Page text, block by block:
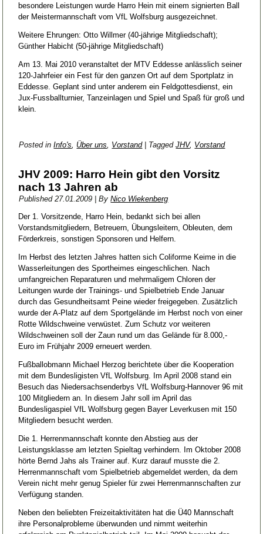
besondere Leistungen wurde Harro Hein mit einem signierten Ball
der Meistermannschaft vom VfL Wolfsburg ausgezeichnet.
Weitere Ehrungen: Otto Willmer (40-jährige Mitgliedschaft);
Günther Habicht (50-jährige Mitgliedschaft)
Am 13. Mai 2010 veranstaltet der MTV Eddesse anlässlich seiner
120-Jahrfeier ein Fest für den ganzen Ort auf dem Sportplatz in
Eddesse. Geplant sind unter anderem ein Feldgottesdienst, ein
Jux-Fussballturnier, Tanzeinlagen und Spiel und Spaß für groß und
klein.
Posted in Info's Über uns Vorstand| Tagged JHV, Vorstand
JHV 2009: Harro Hein gibt den Vorsitz
nach 13 Jahren ab
Published 27.01.2009 |By Nico Wiekenberg
Der 1. Vorsitzende, Harro Hein, bedankt sich bei allen
Vorstandsmitgliedern, Betreuern, Übungsleitern, Obleuten, dem
Förderkreis, sonstigen Sponsoren und Helfern.
Im Herbst des letzten Jahres hatten sich Coliforme Keime in die
Wasserleitungen des Sportheimes eingeschlichen. Nach
umfangreichen Reparaturen und mehrmaligem Chloren der
Leitungen wurde der Trainings- und Spielbetrieb Ende Januar
durch das Gesundheitsamt Peine wieder freigegeben. Zusätzlich
wurde der A-Platz auf dem Sportgelände im Herbst noch von einer
Rotte Wildschweine verwüstet. Zum Schutz vor weiteren
Wildschweinen soll der Zaun rund um das Gelände für 8.000,-
Euro im Frühjahr 2009 erneuert werden.
Fußballobmann Michael Herzog berichtete über die Kooperation
mit dem Bundesligisten VfL Wolfsburg. Im April 2008 stand ein
Besuch das Niedersachsenderbys VfL Wolfsburg-Hannover 96 mit
100 Mitgliedern an. In diesem Jahr soll im April das
Bundesligaspiel VfL Wolfsburg gegen Bayer Leverkusen mit 150
Mitgliedern besucht werden.
Die 1. Herrenmannschaft konnte den Abstieg aus der
Leistungsklasse am letzten Spieltag verhindern. Im Oktober 2008
hörte Bernd Jahs als Trainer auf. Kurz darauf musste die 2.
Herrenmannschaft vom Spielbetrieb abgemeldet werden, da dem
Verein nicht mehr genug Spieler für zwei Herrenmannschaften zur
Verfügung standen.
Neben den beliebten Freizeitaktivitäten hat die Ü40 Mannschaft
ihre Personalprobleme überwunden und nimmt weiterhin